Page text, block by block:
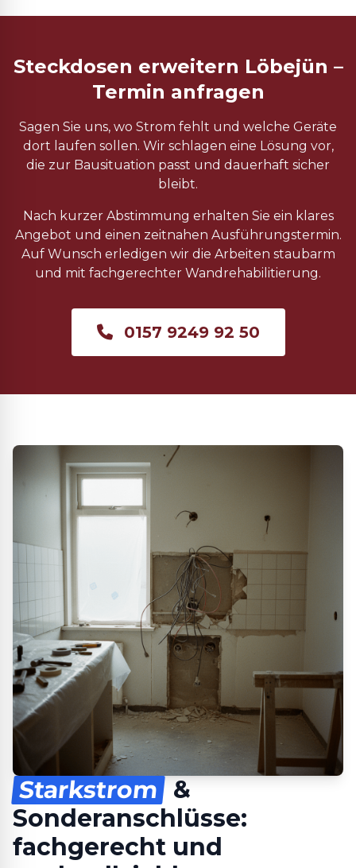
Steckdosen erweitern Löbejün –
Termin anfragen
Sagen Sie uns, wo Strom fehlt und welche Geräte
dort laufen sollen. Wir schlagen eine Lösung vor,
die zur Bausituation passt und dauerhaft sicher
bleibt.
Nach kurzer Abstimmung erhalten Sie ein klares
Angebot und einen zeitnahen Ausführungstermin.
Auf Wunsch erledigen wir die Arbeiten staubarm
und mit fachgerechter Wandrehabilitierung.
0157 9249 92 50
Starkstrom &
Sonderanschlüsse:
fachgerecht und